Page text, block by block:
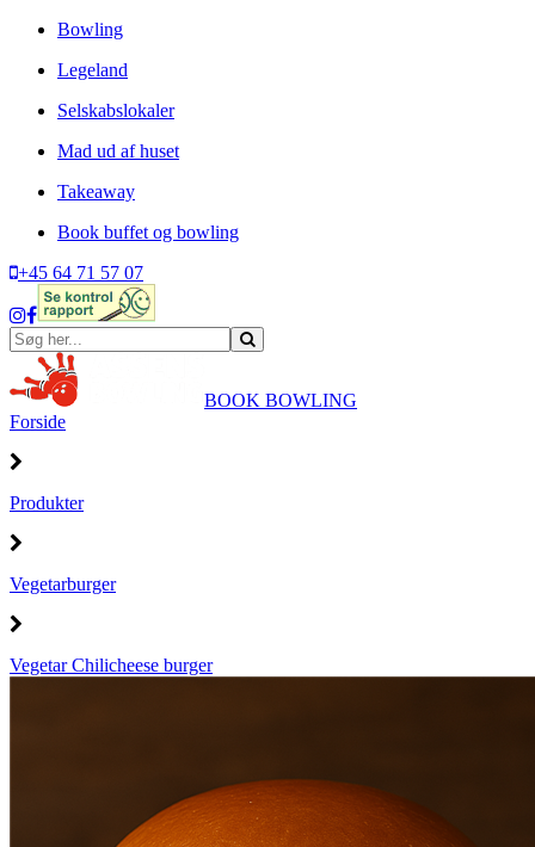
Bowling
Legeland
Selskabslokaler
Mad ud af huset
Takeaway
Book buffet og bowling
+45 64 71 57 07
BOOK BOWLING
Forside
Produkter
Vegetarburger
Vegetar Chilicheese burger